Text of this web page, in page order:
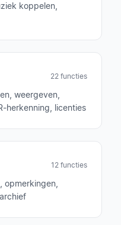
koppelen,
22 functies
weergeven,
herkenning, licenties
12 functies
opmerkingen,